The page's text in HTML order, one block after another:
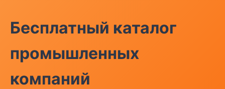
Бесплатный каталог
промышленных
компаний